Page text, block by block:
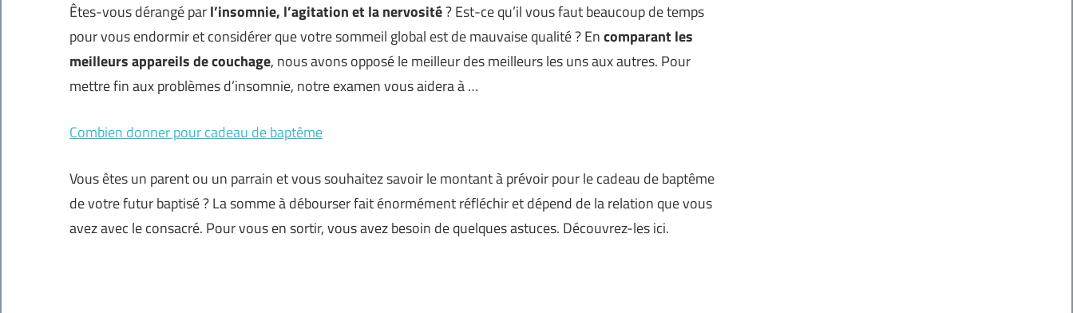
Êtes-vous dérangé parl’insomnie, l’agitation et la nervosité? Est-ce qu’il vous faut beaucoup de temps
pour vous endormir et considérer que votre sommeil global est de mauvaise qualité ? Encomparant les
meilleurs appareils de couchage, nous avons opposé le meilleur des meilleurs les uns aux autres. Pour
mettre fin aux problèmes d’insomnie, notre examen vous aidera à …
Combien donner pour cadeau de baptême
Vous êtes un parent ou un parrain et vous souhaitez savoir le montant à prévoir pour le cadeau de baptême
de votre futur baptisé ? La somme à débourser fait énormément réfléchir et dépend de la relation que vous
avez avec le consacré. Pour vous en sortir, vous avez besoin de quelques astuces. Découvrez-les ici.